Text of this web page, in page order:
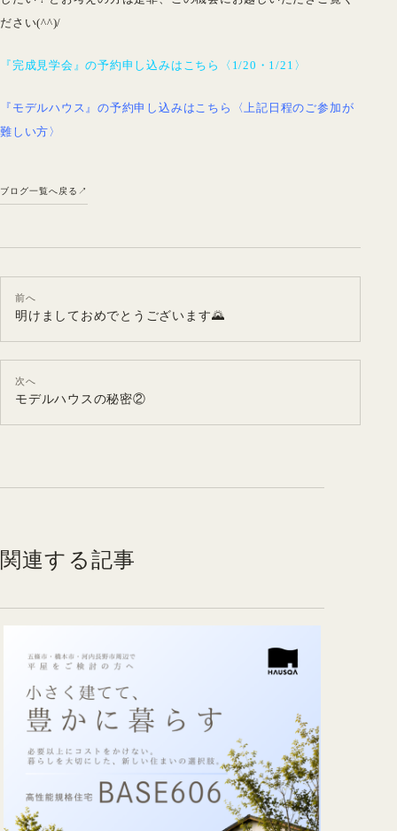
ださい(^^)/
『完成見学会』の予約申し込みはこちら〈1/20・1/21〉
『モデルハウス』の予約申し込みはこちら〈上記日程のご参加が
難しい方〉
ブログ一覧へ戻る
前へ
明けましておめでとうございます🌄
次へ
モデルハウスの秘密②
関連する記事